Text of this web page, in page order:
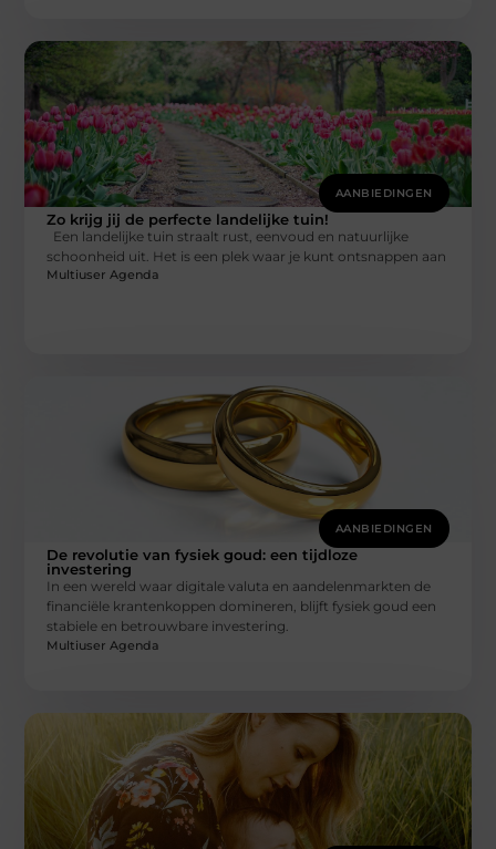
AANBIEDINGEN
Zo krijg jij de perfecte landelijke tuin!
Een landelijke tuin straalt rust, eenvoud en natuurlijke
schoonheid uit. Het is een plek waar je kunt ontsnappen aan
Multiuser Agenda
AANBIEDINGEN
De revolutie van fysiek goud: een tijdloze
investering
In een wereld waar digitale valuta en aandelenmarkten de
financiële krantenkoppen domineren, blijft fysiek goud een
stabiele en betrouwbare investering.
Multiuser Agenda